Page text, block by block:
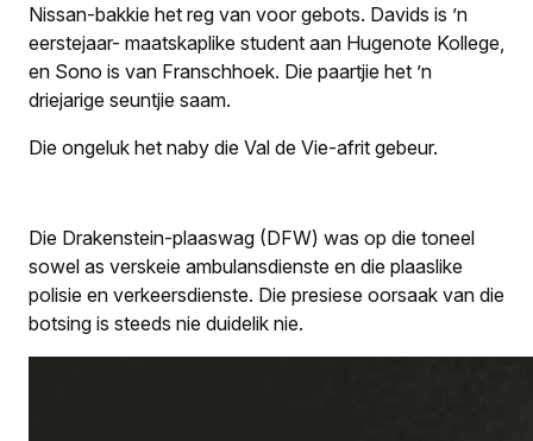
Nissan-bakkie het reg van voor gebots. Davids is ’n
eerstejaar- maatskaplike student aan Hugenote Kollege,
en Sono is van Franschhoek. Die paartjie het ’n
driejarige seuntjie saam.
Die ongeluk het naby die Val de Vie-afrit gebeur.
Die Drakenstein-plaaswag (DFW) was op die toneel
sowel as verskeie ambulansdienste en die plaaslike
polisie en verkeersdienste. Die presiese oorsaak van die
botsing is steeds nie duidelik nie.